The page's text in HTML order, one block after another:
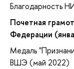
Благодарность
Почетная
Федерации
Медаль
ВШЭ (май 2022)